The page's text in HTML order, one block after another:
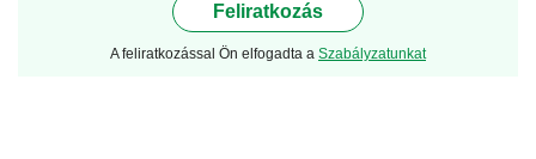
Feliratkozás
A feliratkozással Ön elfogadta a Szabályzatunkat